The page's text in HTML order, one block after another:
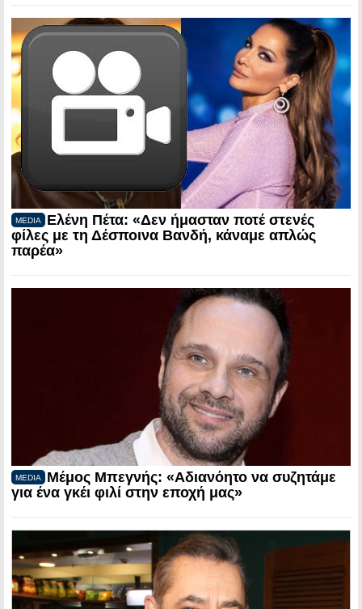
MEDIA
Ελένη Πέτα: «Δεν ήμασταν ποτέ στενές
φίλες με τη Δέσποινα Βανδή, κάναμε απλώς
παρέα»
MEDIA
Μέμος Μπεγνής: «Αδιανόητο να συζητάμε
για ένα γκέι φιλί στην εποχή μας»